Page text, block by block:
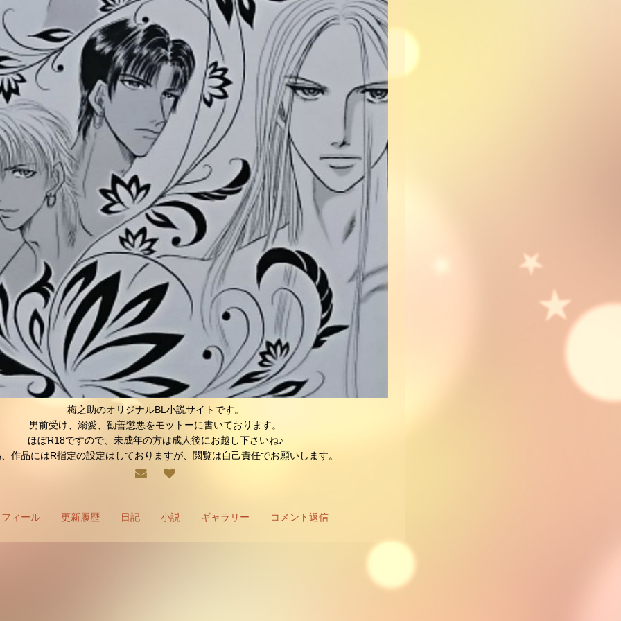
梅之助のオリジナルBL小説サイトです。
男前受け、溺愛、勧善懲悪をモットーに書いております。
ほぼR18ですので、未成年の方は成人後にお越し下さいね♪
作品にはR指定の設定はしておりますが、閲覧は自己責任でお願いします。
ィール 更新履歴 日記 小説 ギャラリー コメント返信